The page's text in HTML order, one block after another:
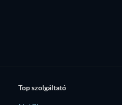
Top szolgáltató